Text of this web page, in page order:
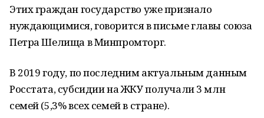
Этих граждан государство уже признало
нуждающимися, говорится в письме главы союза
Петра Шелища в Минпромторг.
В 2019 году, по последним актуальным данным
Росстата, субсидии на ЖКУ получали 3 млн
семей (5,3% всех семей в стране).